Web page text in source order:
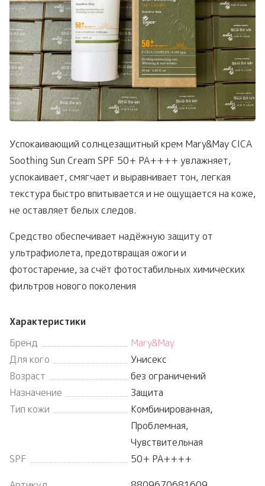
Успокаивающий солнцезащитный крем Mary&May CICA
Soothing Sun Cream SPF 50+ PA++++ увлажняет,
успокаивает, смягчает и выравнивает тон, легкая
текстура быстро впитывается и не ощущается на коже,
не оставляет белых следов.
Средство обеспечивает надёжную защиту от
ультрафиолета, предотвращая ожоги и
фотостарение, за счёт фотостабильных химических
фильтров нового поколения
Характеристики
Бренд
Mary&May
Для кого
Унисекс
Возраст
без ограничений
Назначение
Защита
Тип кожи
Комбинированная,
Проблемная,
Чувствительная
SPF
50+ PA++++